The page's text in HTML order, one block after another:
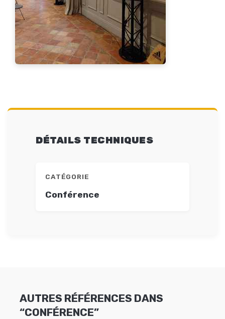
DÉTAILS TECHNIQUES
CATÉGORIE
Conférence
AUTRES RÉFÉRENCES DANS
“CONFÉRENCE”